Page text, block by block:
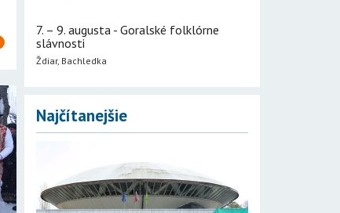
7. – 9. augusta - Goralské folklórne
slávnosti
Ždiar, Bachledka
Najčítanejšie